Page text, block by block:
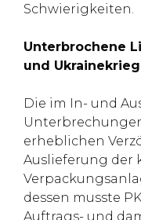
Schwierigkeiten.
Unterbrochene
und Ukrainekrieg
Die im In- und
erheblichen
Auslieferung der
dessen musste
Auftrags- und